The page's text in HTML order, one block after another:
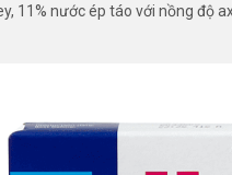
11% nước ép táo với nồng độ